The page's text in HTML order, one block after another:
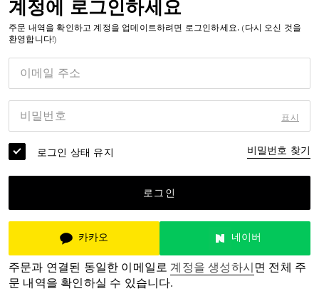
계정에 로그인하세요
주문 내역을 확인하고 계정을 업데이트하려면 로그인하세요. (다시 오신 것을
환영합니다!)
이메일 주소
비밀번호 표시
로그인 상태 유지 비밀번호 찾기
로그인
카카오 네이버
주문과 연결된 동일한 이메일로 계정을 생성하시 면 전체 주
문 내역을 확인하실 수 있습니다.